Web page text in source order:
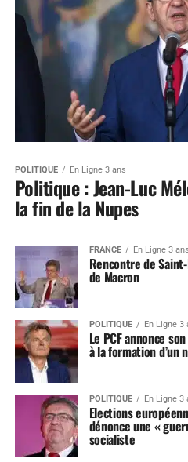
POLITIQUE En Ligne 3 ans
Politique : Jean-Luc
la fin de la Nupes
FRANCE En Ligne 3 ans
Rencontre de
de Macron
POLITIQUE En Ligne 3
Le PCF annonce
à la formation d’un
POLITIQUE En Ligne 3
Elections
dénonce une «
socialiste